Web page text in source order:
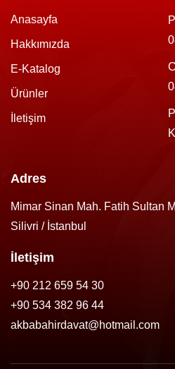
Anasayfa
Hakkımızda
E-Katalog
Ürünler
İletişim
Adres
Mimar Sinan Mah. Fatih Sultan
Silivri / İstanbul
İletişim
+90 212 659 54 30
+90 534 382 96 44
akbabahirdavat@hotmail.com